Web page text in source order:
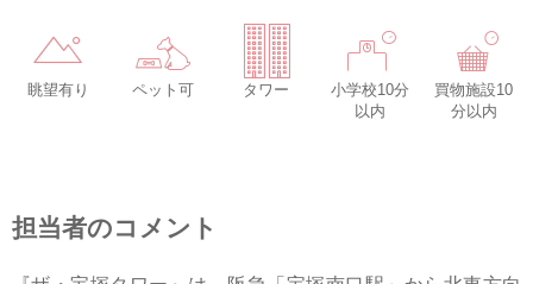
眺望有り ペット可 タワー
小学校10分
以内
買物施設10
分以内
担当者のコメント